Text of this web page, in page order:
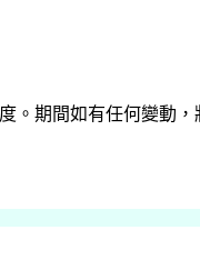
期間如有任何變動，